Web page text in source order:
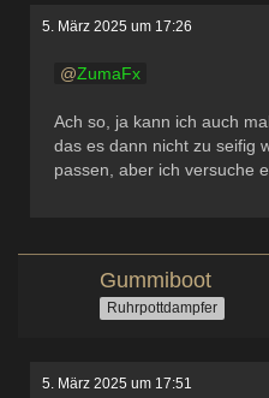
5. März 2025 um 17:26
ZumaFx
Ach so, ja kann ich auch
das es dann nicht zu seifig
passen, aber ich versuche
Gummiboot
Ruhrpottdampfer
5. März 2025 um 17:51